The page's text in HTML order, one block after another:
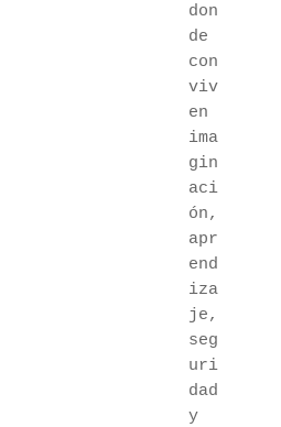
don
de
con
viv
en
ima
gin
aci
ón,
apr
end
iza
je,
seg
uri
dad
y